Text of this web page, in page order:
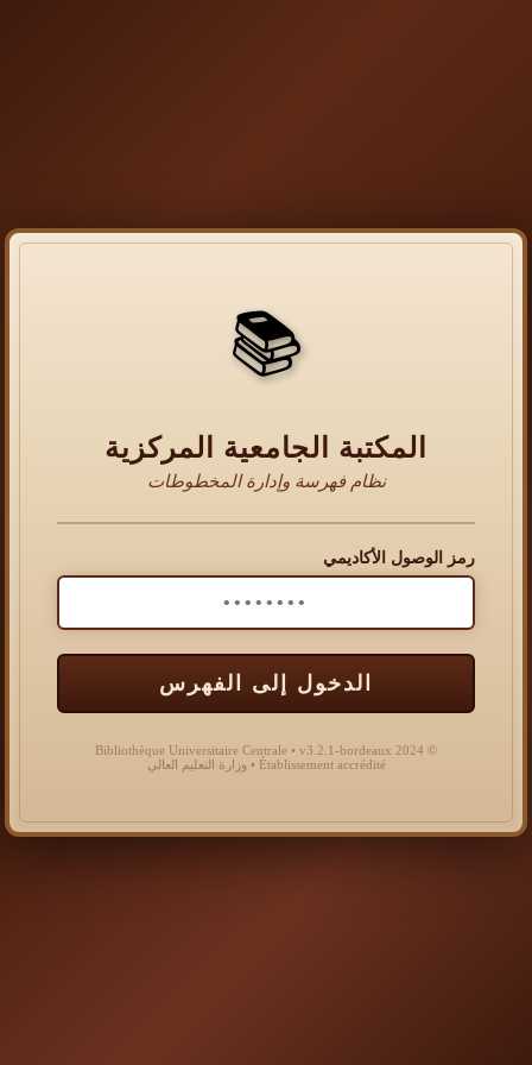
📚
المكتبة الجامعية المركزية
نظام فهرسة وإدارة المخطوطات
رمز الوصول الأكاديمي
الدخول إلى الفهرس
© 2024 Bibliothèque Universitaire Centrale • v3.2.1-bordeaux
Établissement accrédité • وزارة التعليم العالي